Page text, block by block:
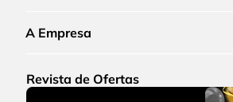
A Empresa
Revista de Ofertas